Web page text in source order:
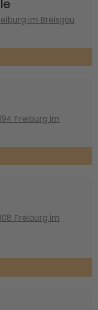
im Breisgau
Freiburg im
Freiburg im